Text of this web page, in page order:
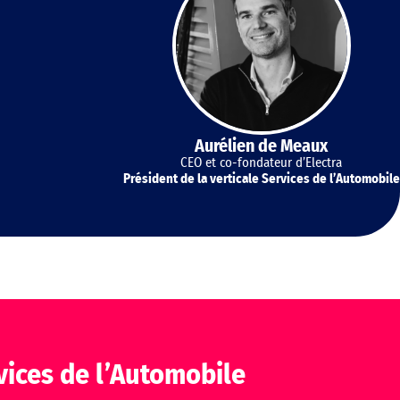
Aurélien de Meaux
CEO et co-fondateur d’Electra
Président de la verticale Services de l’Automobile
de l’Automobile